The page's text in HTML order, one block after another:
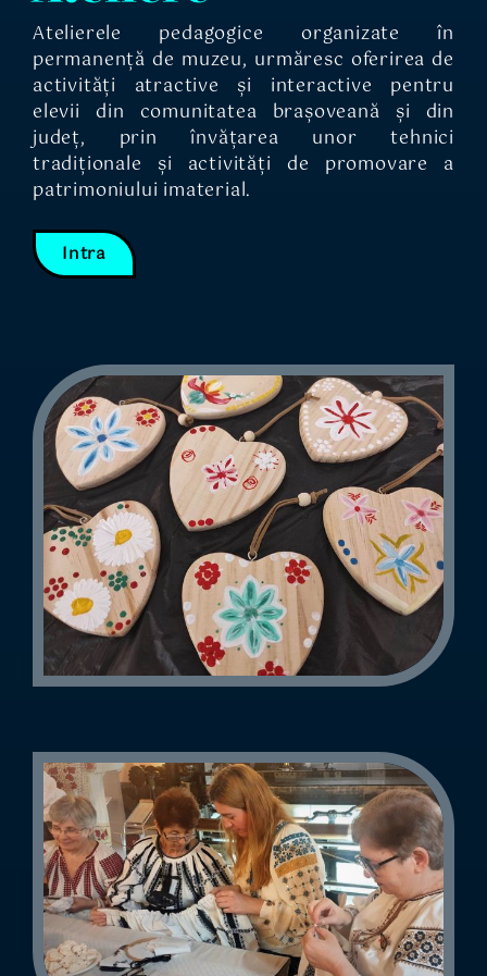
Atelierele pedagogice organizate în
permanență de muzeu, urmăresc oferirea de
activități atractive și interactive pentru
elevii din comunitatea brașoveană și din
județ, prin învățarea unor tehnici
tradiționale și activități de promovare a
patrimoniului imaterial.
Intra